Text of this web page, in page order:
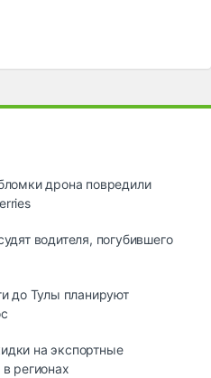
дрона повредили
водителя, погубившего
до Тулы планируют
на экспортные
регионах